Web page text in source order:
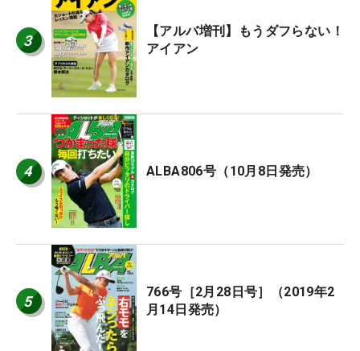
3
【アルバ増刊】もうダフらない！
アイアン
4 ALBA806号（10月8日発売）
5
766号［2月28日号］（2019年2
月14日発売）